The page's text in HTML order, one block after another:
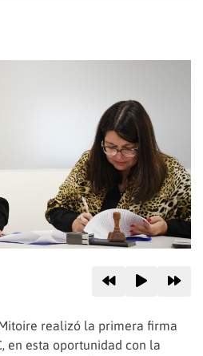
realizó la primera firma
en esta oportunidad con la